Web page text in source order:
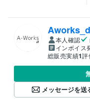
本人確認
インボイス
総販売実績1評
メッセージを送